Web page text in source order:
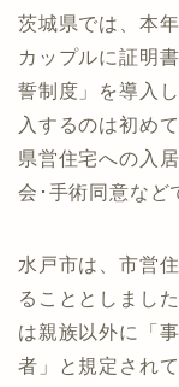
茨城県では、本
カップルに証明
誓制度」を導入
入するのは初め
県営住宅への入
会･手術同意など
水戸市は、市営
ることとしまし
は親族以外に「
者」と規定され